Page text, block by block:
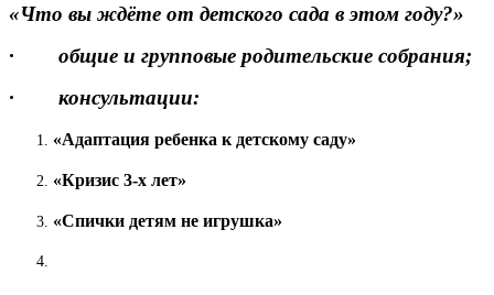
«Что вы ждёте от детского сада в этом году?»
· общие и групповые родительские собрания;
· консультации:
«Адаптация ребенка к детскому саду»
«Кризис 3-х лет»
«Спички детям не игрушка»